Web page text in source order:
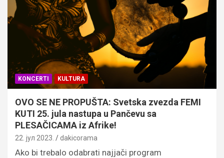
KONCERTI KULTURA
OVO SE NE PROPUŠTA: Svetska zvezda FEMI
KUTI 25. jula nastupa u Pančevu sa
PLESAČICAMA iz Afrike!
22. јул 2023. dakicorama
Ako bi trebalo odabrati najjači program